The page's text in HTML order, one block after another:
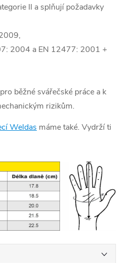
II a splňují požadavky
2004 a EN 12477: 2001 +
běžné svářečské práce a k
rizikům.
Weldas máme také. Vydrží ti